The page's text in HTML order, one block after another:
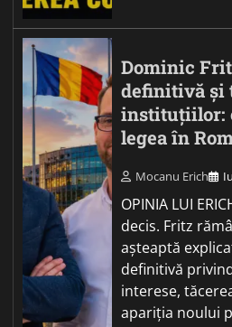
Dominic
definitivă și
instituțiilor:
legea în
Mocanu Erich
OPINIA LUI
decis. Fritz
așteaptă
definitivă
interese,
apariția noului